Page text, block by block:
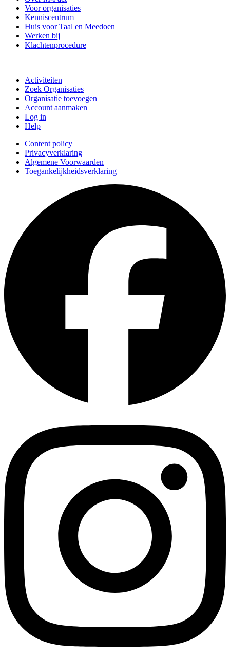
Voor organisaties
Kenniscentrum
Huis voor Taal en Meedoen
Werken bij
Klachtenprocedure
Activiteiten
Zoek Organisaties
Organisatie toevoegen
Account aanmaken
Log in
Help
Content policy
Privacyverklaring
Algemene Voorwaarden
Toegankelijkheidsverklaring